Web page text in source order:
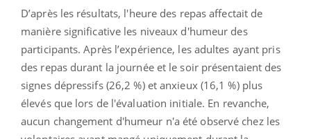
D’après les résultats, l'heure des repas affectait de
manière significative les niveaux d'humeur des
participants. Après l’expérience, les adultes ayant pris
des repas durant la journée et le soir présentaient des
signes dépressifs (26,2 %) et anxieux (16,1 %) plus
élevés que lors de l'évaluation initiale. En revanche,
aucun changement d'humeur n'a été observé chez les